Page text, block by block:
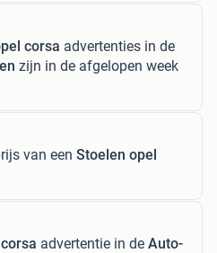
corsa advertenties in de
zijn in de afgelopen week
van een Stoelen opel
advertentie in de Auto-